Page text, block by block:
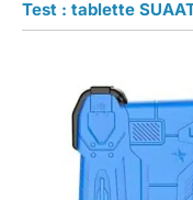
Test : tablette